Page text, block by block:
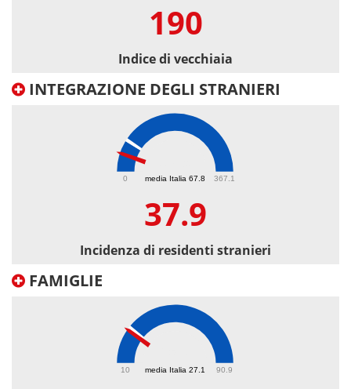
190
Indice di vecchiaia
INTEGRAZIONE DEGLI STRANIERI
media Italia 67.8
0 367.1
37.9
Incidenza di residenti stranieri
FAMIGLIE
media Italia 27.1
10 90.9